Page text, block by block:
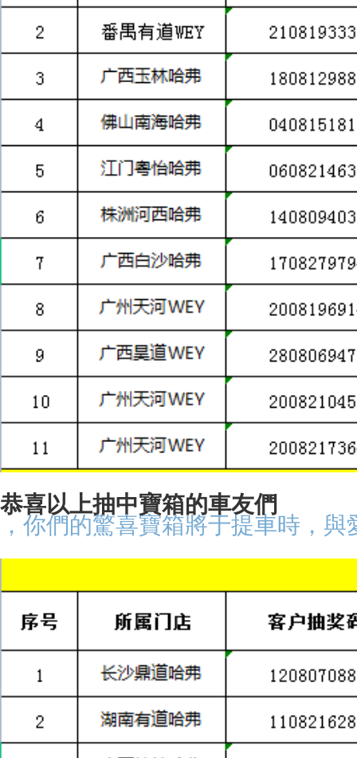
恭喜以上抽中寶箱的車友們
，你們的驚喜寶箱將于提車時，與